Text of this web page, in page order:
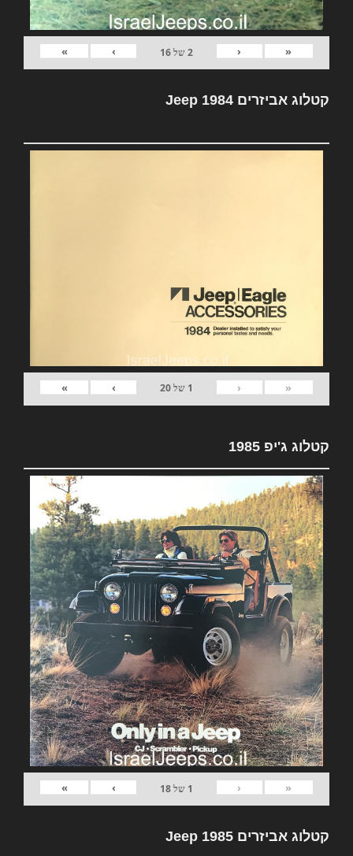
«
‹
2של16
›
»
קטלוג אביזרים Jeep 1984
«
‹
1 של20
›
»
קטלוג ג'יפ 1985
«
‹
1 של18
›
»
קטלוג אביזרים Jeep 1985